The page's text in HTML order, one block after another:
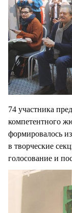
74 участника
компетентного
формировалось
в творческие
голосование и